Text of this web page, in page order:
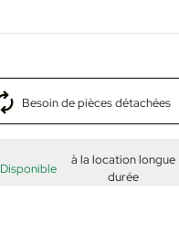
Besoin de pièces détachées
Disponible
à la location longue
durée